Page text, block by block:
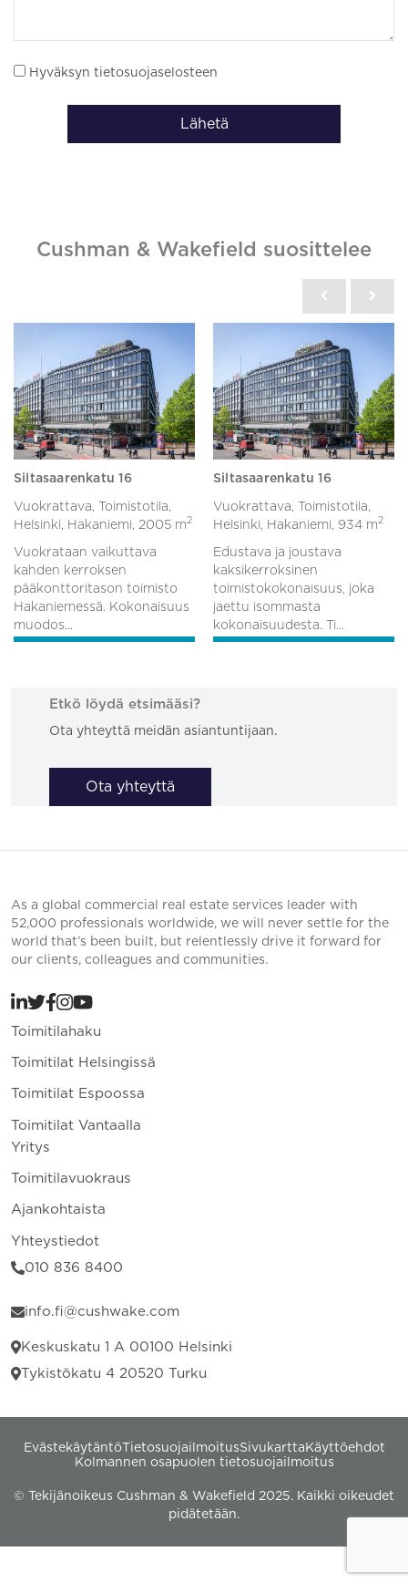
Hyväksyn tietosuojaselosteen
Lähetä
Cushman & Wakefield suosittelee
Siltasaarenkatu 16
Vuokrattava, Toimistotila,
Helsinki, Hakaniemi, 2005 m2
Vuokrataan vaikuttava
kahden kerroksen
pääkonttoritason toimisto
Hakaniemessä. Kokonaisuus
muodos...
Siltasaarenkatu 16
Vuokrattava, Toimistotila,
Helsinki, Hakaniemi, 934 m2
Edustava ja joustava
kaksikerroksinen
toimistokokonaisuus, joka
jaettu isommasta
kokonaisuudesta. Ti...
Etkö löydä etsimääsi?
Ota yhteyttä meidän asiantuntijaan.
Ota yhteyttä
As a global commercial real estate services leader with
52,000 professionals worldwide, we will never settle for the
world that’s been built, but relentlessly drive it forward for
our clients, colleagues and communities.
Toimitilahaku
Toimitilat Helsingissä
Toimitilat Espoossa
Toimitilat Vantaalla
Yritys
Toimitilavuokraus
Ajankohtaista
Yhteystiedot
010 836 8400
info.fi@cushwake.com
Keskuskatu 1 A 00100 Helsinki
Tykistökatu 4 20520 Turku
EvästekäytäntöTietosuojailmoitusSivukartta Käyttöehdot
Kolmannen osapuolen tietosuojailmoitus
© Tekijänoikeus Cushman & Wakefield 2025. Kaikki oikeudet
pidätetään.